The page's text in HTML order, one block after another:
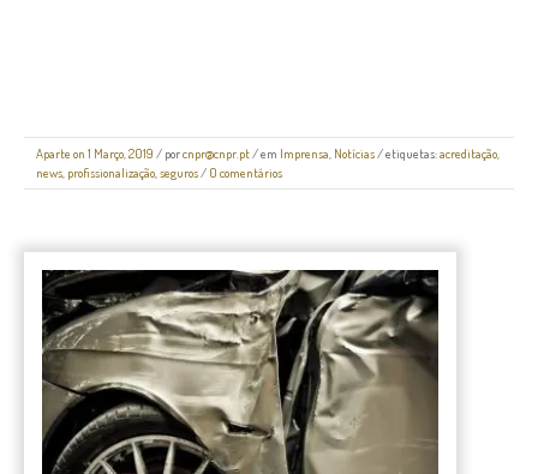
Aparte on 1 Março, 2019 / porcnpr@cnpr.pt/ em Imprensa, Notícias/ etiquetas:acreditação,
news, profissionalização,seguros/ 0 comentários